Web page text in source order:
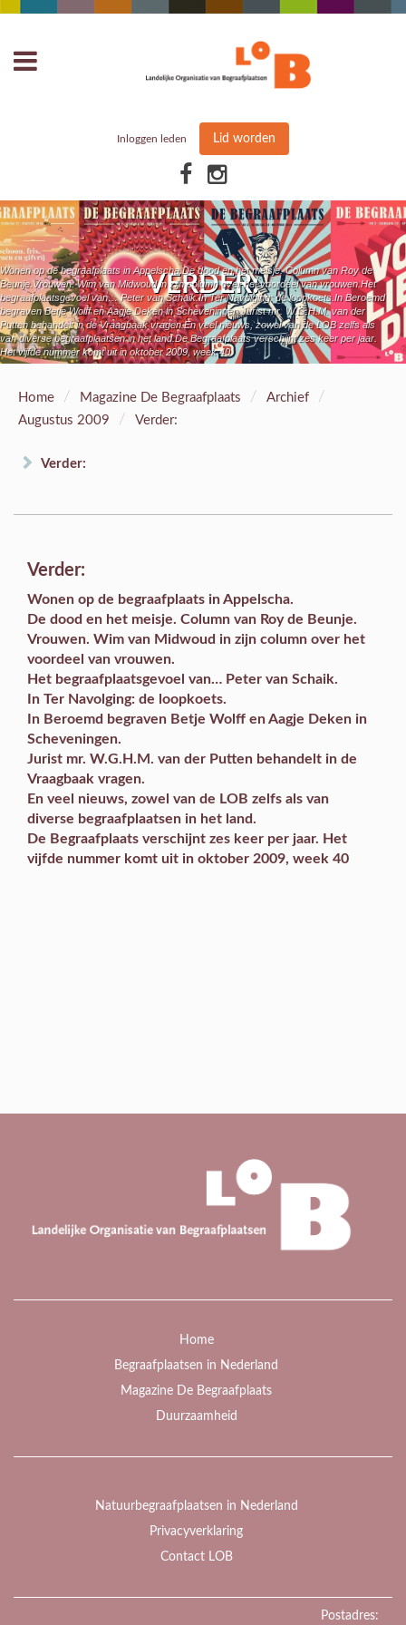
Inloggen leden Lid worden
VERDER:
Wonen op de begraafplaats in Appelscha.De dood en het meisje. Column van Roy de
Beunje.Vrouwen. Wim van Midwoud in zijn column over het voordeel van vrouwen.Het
begraafplaatsgevoel van… Peter van Schaik.In Ter Navolging: de loopkoets.In Beroemd
begraven Betje Wolff en Aagje Deken in Scheveningen.Jurist mr. W.G.H.M. van der
Putten behandelt in de Vraagbaak vragen.En veel nieuws, zowel van de LOB zelfs als
van diverse begraafplaatsen in het land.De Begraafplaats verschijnt zes keer per jaar.
Het vijfde nummer komt uit in oktober 2009, week 40
Home / Magazine De Begraafplaats / Archief /
Augustus 2009 / Verder:
Verder:
Verder:
Wonen op de begraafplaats in Appelscha.
De dood en het meisje. Column van Roy de Beunje.
Vrouwen. Wim van Midwoud in zijn column over het
voordeel van vrouwen.
Het begraafplaatsgevoel van… Peter van Schaik.
In Ter Navolging: de loopkoets.
In Beroemd begraven Betje Wolff en Aagje Deken in
Scheveningen.
Jurist mr. W.G.H.M. van der Putten behandelt in de
Vraagbaak vragen.
En veel nieuws, zowel van de LOB zelfs als van
diverse begraafplaatsen in het land.
De Begraafplaats verschijnt zes keer per jaar. Het
vijfde nummer komt uit in oktober 2009, week 40
Home
Begraafplaatsen in Nederland
Magazine De Begraafplaats
Duurzaamheid
Natuurbegraafplaatsen in Nederland
Privacyverklaring
Contact LOB
Postadres: